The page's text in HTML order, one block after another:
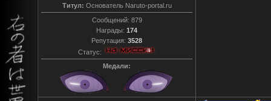
Титул: Основатель Naruto-portal.ru
Сообщений: 879
Награды: 174
Репутация: 3528
Статус:
Медали: